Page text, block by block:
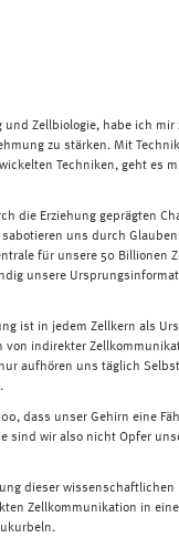
Zellbiologie, habe ich mir
zu stärken. Mit
Techniken, geht es
die Erziehung geprägten
uns durch
für unsere 50 Billionen
unsere
ist in jedem Zellkern als
indirekter
aufhören uns täglich
dass unser Gehirn eine
sind wir also nicht Opfer
dieser
Zellkommunikation in